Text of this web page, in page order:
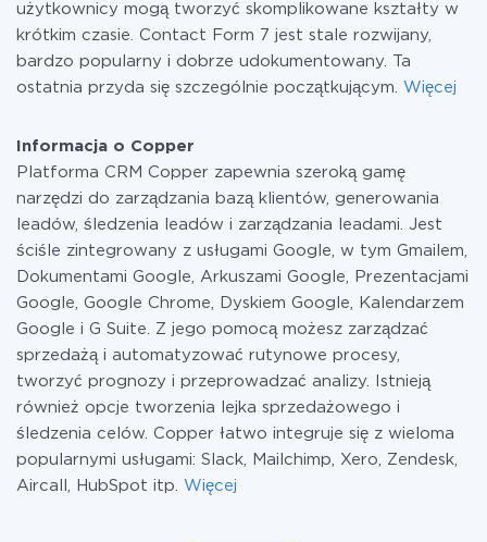
użytkownicy mogą tworzyć skomplikowane kształty w
krótkim czasie. Contact Form 7 jest stale rozwijany,
bardzo popularny i dobrze udokumentowany. Ta
ostatnia przyda się szczególnie początkującym. Więcej
Informacja o Copper
Platforma CRM Copper zapewnia szeroką gamę
narzędzi do zarządzania bazą klientów, generowania
leadów, śledzenia leadów i zarządzania leadami. Jest
ściśle zintegrowany z usługami Google, w tym Gmailem,
Dokumentami Google, Arkuszami Google, Prezentacjami
Google, Google Chrome, Dyskiem Google, Kalendarzem
Google i G Suite. Z jego pomocą możesz zarządzać
sprzedażą i automatyzować rutynowe procesy,
tworzyć prognozy i przeprowadzać analizy. Istnieją
również opcje tworzenia lejka sprzedażowego i
śledzenia celów. Copper łatwo integruje się z wieloma
popularnymi usługami: Slack, Mailchimp, Xero, Zendesk,
Aircall, HubSpot itp. Więcej